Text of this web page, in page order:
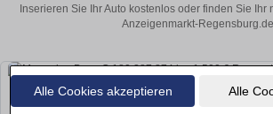
Alle Cookies akzeptieren Alle
Inserieren Sie Ihr Auto kostenlos oder finden Sie Ihr
Anzeigenmarkt-